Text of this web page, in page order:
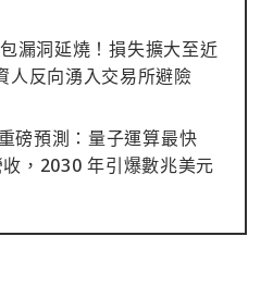
漏洞延燒！損失擴大至近
人反向湧入交易所避險
磅預測：量子運算最快
，2030 年引爆數兆美元